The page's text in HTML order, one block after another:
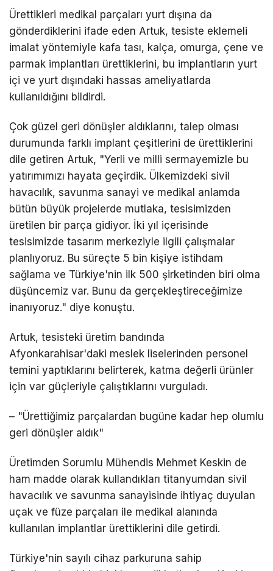
Ürettikleri medikal parçaları yurt dışına da
gönderdiklerini ifade eden Artuk, tesiste eklemeli
imalat yöntemiyle kafa tası, kalça, omurga, çene ve
parmak implantları ürettiklerini, bu implantların yurt
içi ve yurt dışındaki hassas ameliyatlarda
kullanıldığını bildirdi.
Çok güzel geri dönüşler aldıklarını, talep olması
durumunda farklı implant çeşitlerini de ürettiklerini
dile getiren Artuk, "Yerli ve milli sermayemizle bu
yatırımımızı hayata geçirdik. Ülkemizdeki sivil
havacılık, savunma sanayi ve medikal anlamda
bütün büyük projelerde mutlaka, tesisimizden
üretilen bir parça gidiyor. İki yıl içerisinde
tesisimizde tasarım merkeziyle ilgili çalışmalar
planlıyoruz. Bu süreçte 5 bin kişiye istihdam
sağlama ve Türkiye'nin ilk 500 şirketinden biri olma
düşüncemiz var. Bunu da gerçekleştireceğimize
inanıyoruz." diye konuştu.
Artuk, tesisteki üretim bandında
Afyonkarahisar'daki meslek liselerinden personel
temini yaptıklarını belirterek, katma değerli ürünler
için var güçleriyle çalıştıklarını vurguladı.
– "Ürettiğimiz parçalardan bugüne kadar hep olumlu
geri dönüşler aldık"
Üretimden Sorumlu Mühendis Mehmet Keskin de
ham madde olarak kullandıkları titanyumdan sivil
havacılık ve savunma sanayisinde ihtiyaç duyulan
uçak ve füze parçaları ile medikal alanında
kullanılan implantlar ürettiklerini dile getirdi.
Türkiye'nin sayılı cihaz parkuruna sahip